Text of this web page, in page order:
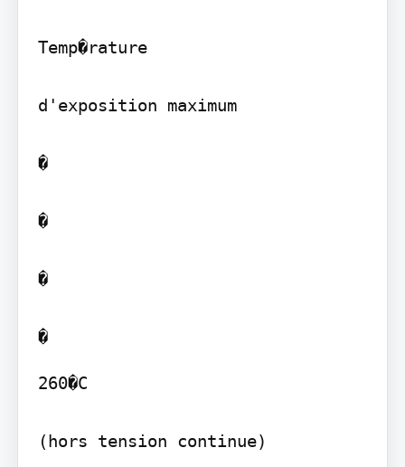
Temp�rature
d'exposition maximum
�
�
�
�
260�C
(hors tension continue)